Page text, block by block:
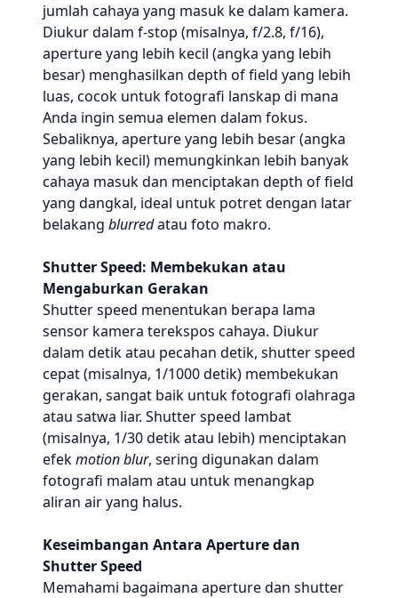
jumlah cahaya yang masuk ke dalam kamera.
Diukur dalam f-stop (misalnya, f/2.8, f/16),
aperture yang lebih kecil (angka yang lebih
besar) menghasilkan depth of field yang lebih
luas, cocok untuk fotografi lanskap di mana
Anda ingin semua elemen dalam fokus.
Sebaliknya, aperture yang lebih besar (angka
yang lebih kecil) memungkinkan lebih banyak
cahaya masuk dan menciptakan depth of field
yang dangkal, ideal untuk potret dengan latar
belakang blurredatau foto makro.
Shutter Speed: Membekukan atau
Mengaburkan Gerakan
Shutter speed menentukan berapa lama
sensor kamera terekspos cahaya. Diukur
dalam detik atau pecahan detik, shutter speed
cepat (misalnya, 1/1000 detik) membekukan
gerakan, sangat baik untuk fotografi olahraga
atau satwa liar. Shutter speed lambat
(misalnya, 1/30 detik atau lebih) menciptakan
efekmotion blur, sering digunakan dalam
fotografi malam atau untuk menangkap
aliran air yang halus.
Keseimbangan Antara Aperture dan
Shutter Speed
Memahami bagaimana aperture dan shutter